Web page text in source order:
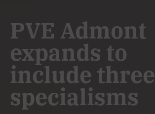
PVE Admont
expands to
include three
specialisms